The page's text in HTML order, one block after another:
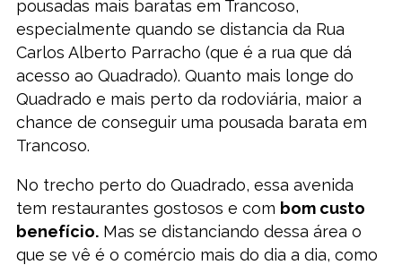
pousadas mais baratas em Trancoso,
especialmente quando se distancia da Rua
Carlos Alberto Parracho (que é a rua que dá
acesso ao Quadrado). Quanto mais longe do
Quadrado e mais perto da rodoviária, maior a
chance de conseguir uma pousada barata em
Trancoso.
No trecho perto do Quadrado, essa avenida
tem restaurantes gostosos e com bom custo
benefício.Mas se distanciando dessa área o
que se vê é o comércio mais do dia a dia, como